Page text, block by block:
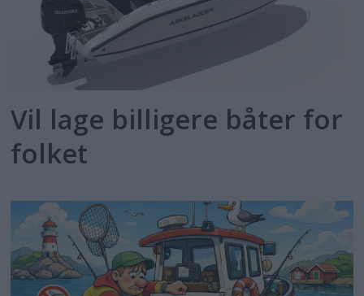
Vil lage billigere båter for
folket